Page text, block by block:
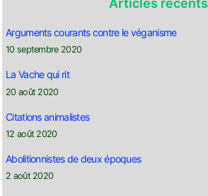
Articles récents
Arguments courants contre le véganisme
10 septembre 2020
La Vache qui rit
20 août 2020
Citations animalistes
12 août 2020
Abolitionnistes de deux époques
2 août 2020